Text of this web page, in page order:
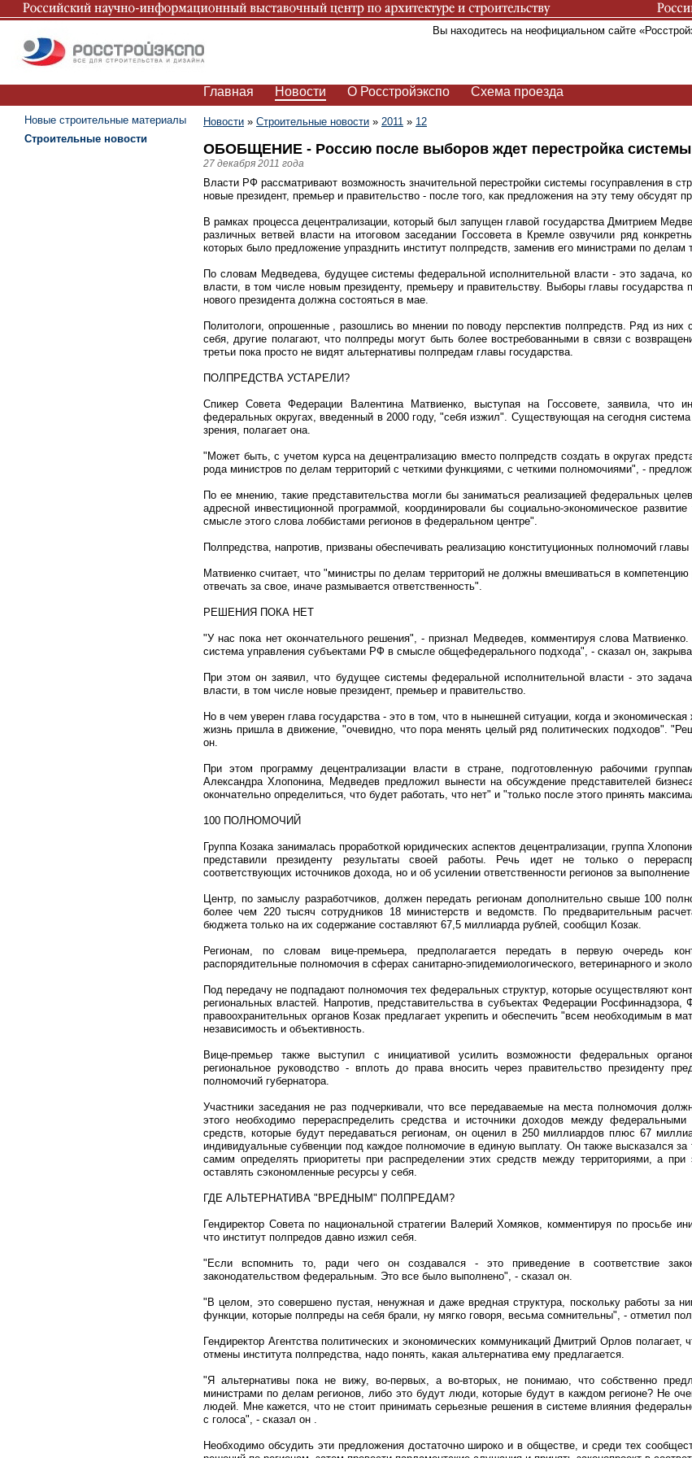
Вы находитесь на неофициальном сайте
Главная Новости О Росстройэкспо Схема проезда
Новости » Строительные новости » 2011 » 12
ОБОБЩЕНИЕ - Россию после выборов ждет перестройка системы
27 декабря 2011 года
Власти РФ рассматривают возможность значительной перестройки системы госуправления в
новые президент, премьер и правительство - после того, как предложения на эту тему обсудят
В рамках процесса децентрализации, который был запущен главой государства Дмитрием
различных ветвей власти на итоговом заседании Госсовета в Кремле озвучили ряд
которых было предложение упразднить институт полпредств, заменив его министрами по делам
По словам Медведева, будущее системы федеральной исполнительной власти - это задача,
власти, в том числе новым президенту, премьеру и правительству. Выборы главы государства
нового президента должна состояться в мае.
Политологи, опрошенные , разошлись во мнении по поводу перспектив полпредств. Ряд из них
себя, другие полагают, что полпреды могут быть более востребованными в связи с
третьи пока просто не видят альтернативы полпредам главы государства.
ПОЛПРЕДСТВА УСТАРЕЛИ?
Спикер Совета Федерации Валентина Матвиенко, выступая на Госсовете, заявила, что
федеральных округах, введенный в 2000 году, "себя изжил". Существующая на сегодня
зрения, полагает она.
"Может быть, с учетом курса на децентрализацию вместо полпредств создать в округах
рода министров по делам территорий с четкими функциями, с четкими полномочиями", -
По ее мнению, такие представительства могли бы заниматься реализацией федеральных
адресной инвестиционной программой, координировали бы социально-экономическое
смысле этого слова лоббистами регионов в федеральном центре".
Полпредства, напротив, призваны обеспечивать реализацию конституционных полномочий главы
Матвиенко считает, что "министры по делам территорий не должны вмешиваться в
отвечать за свое, иначе размывается ответственность".
РЕШЕНИЯ ПОКА НЕТ
"У нас пока нет окончательного решения", - признал Медведев, комментируя слова
система управления субъектами РФ в смысле общефедерального подхода", - сказал он,
При этом он заявил, что будущее системы федеральной исполнительной власти - это
власти, в том числе новые президент, премьер и правительство.
Но в чем уверен глава государства - это в том, что в нынешней ситуации, когда и
жизнь пришла в движение, "очевидно, что пора менять целый ряд политических подходов".
он.
При этом программу децентрализации власти в стране, подготовленную рабочими
Александра Хлопонина, Медведев предложил вынести на обсуждение представителей
окончательно определиться, что будет работать, что нет" и "только после этого принять
100 ПОЛНОМОЧИЙ
Группа Козака занималась проработкой юридических аспектов децентрализации, группа
представили президенту результаты своей работы. Речь идет не только о
соответствующих источников дохода, но и об усилении ответственности регионов за
Центр, по замыслу разработчиков, должен передать регионам дополнительно свыше 100
более чем 220 тысяч сотрудников 18 министерств и ведомств. По предварительным
бюджета только на их содержание составляют 67,5 миллиарда рублей, сообщил Козак.
Регионам, по словам вице-премьера, предполагается передать в первую очередь
распорядительные полномочия в сферах санитарно-эпидемиологического, ветеринарного и
Под передачу не подпадают полномочия тех федеральных структур, которые осуществляют
региональных властей. Напротив, представительства в субъектах Федерации
правоохранительных органов Козак предлагает укрепить и обеспечить "всем необходимым в
независимость и объективность.
Вице-премьер также выступил с инициативой усилить возможности федеральных
региональное руководство - вплоть до права вносить через правительство президенту
полномочий губернатора.
Участники заседания не раз подчеркивали, что все передаваемые на места полномочия
этого необходимо перераспределить средства и источники доходов между
средств, которые будут передаваться регионам, он оценил в 250 миллиардов плюс 67
индивидуальные субвенции под каждое полномочие в единую выплату. Он также высказался за
самим определять приоритеты при распределении этих средств между территориями, а
оставлять сэкономленные ресурсы у себя.
ГДЕ АЛЬТЕРНАТИВА "ВРЕДНЫМ" ПОЛПРЕДАМ?
Гендиректор Совета по национальной стратегии Валерий Хомяков, комментируя по просьбе
что институт полпредов давно изжил себя.
"Если вспомнить то, ради чего он создавался - это приведение в соответствие
законодательством федеральным. Это все было выполнено", - сказал он.
"В целом, это совершено пустая, ненужная и даже вредная структура, поскольку работы за
функции, которые полпреды на себя брали, ну мягко говоря, весьма сомнительны", - отметил
Гендиректор Агентства политических и экономических коммуникаций Дмитрий Орлов
отмены института полпредства, надо понять, какая альтернатива ему предлагается.
"Я альтернативы пока не вижу, во-первых, а во-вторых, не понимаю, что собственно
министрами по делам регионов, либо это будут люди, которые будут в каждом регионе? Не
людей. Мне кажется, что не стоит принимать серьезные решения в системе влияния
с голоса", - сказал он .
Необходимо обсудить эти предложения достаточно широко и в обществе, и среди тех
Новые строительные материалы
Строительные новости